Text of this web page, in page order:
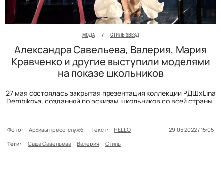
МОДА / СТИЛЬ ЗВЕЗД
Александра Савельева, Валерия, Мария
Кравченко и другие выступили моделями
на показе школьников
27 мая состоялась закрытая презентация коллекции РДШxLina
Dembikova, созданной по эскизам школьников со всей страны.
Фото: Архивы пресс-служб Текст: HELLO
29.05.2022 / 15:05
Теги:
Саша Савельева Валерия Стиль